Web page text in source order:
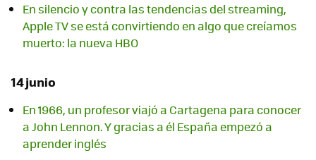
En silencio y contra las tendencias del streaming,
Apple TV se está convirtiendo en algo que creíamos
muerto: la nueva HBO
14 junio
En 1966, un profesor viajó a Cartagena para conocer
a John Lennon. Y gracias a él España empezó a
aprender inglés